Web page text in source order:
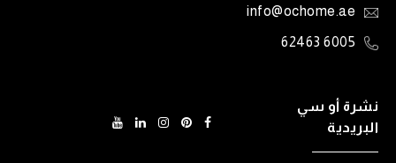
info@ochome.ae
6005 62463
نشرة أو سي
البريدية